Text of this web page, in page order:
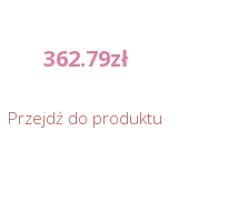
362.79zł
Przejdź do produktu